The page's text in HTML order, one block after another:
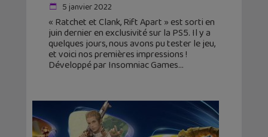
5 janvier 2022
« Ratchet et Clank, Rift Apart » est sorti en
juin dernier en exclusivité sur la PS5. Il y a
quelques jours, nous avons pu tester le jeu,
et voici nos premières impressions !
Développé par Insomniac Games